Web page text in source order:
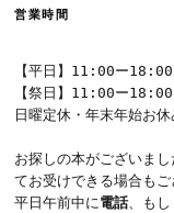
営業時間
【平日】11:00ー18:00
【祭日】11:00ー18:00
日曜定休・年末年始お休
お探しの本がございま
てお受けできる場合もご
平日午前中に電話、もし